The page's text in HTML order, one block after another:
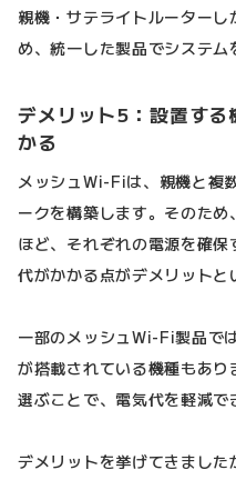
親機・サテライトルーター
め、統一した製品でシステム
デメリット5：設置す
かる
メッシュWi-Fiは、親機と複
ークを構築します。そのた
ほど、それぞれの電源を確
代がかかる点がデメリットと
一部のメッシュWi-Fi製品で
が搭載されている機種もあ
選ぶことで、電気代を軽減で
デメリットを挙げてきまし